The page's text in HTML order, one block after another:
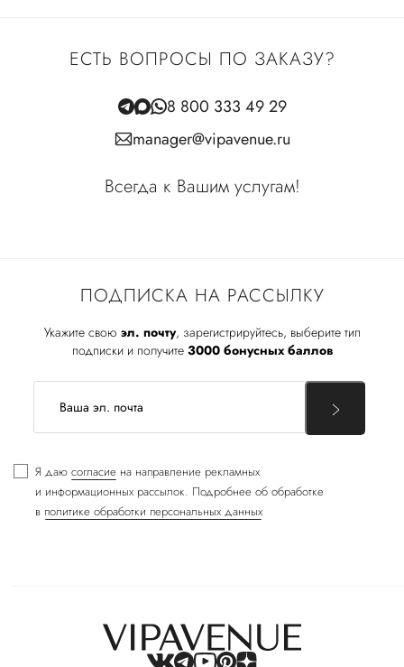
ПОДПИСКА НА РАССЫЛКУ
Укажите свою эл. почту, зарегистрируйтесь, выберите тип
подписки и получите 3000 бонусных баллов
Я даю согласие на направление рекламных
и информационных рассылок. Подробнее об обработке
в политике обработки персональных данных
ЕСТЬ ВОПРОСЫ ПО ЗАКАЗУ?
8 800 333 49 29
manager@vipavenue.ru
Всегда к Вашим услугам!